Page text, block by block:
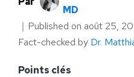
MD
｜ Published on août 25,
Fact-checked by Dr.
Points clés